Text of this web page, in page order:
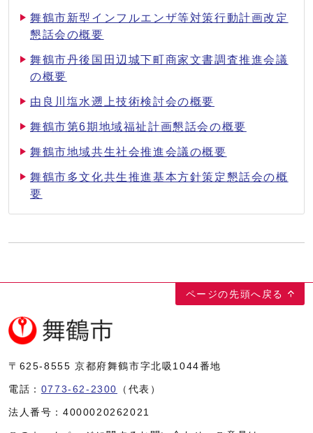
舞鶴市新型インフルエンザ等対策行動計画改定
懇話会の概要
舞鶴市丹後国田辺城下町商家文書調査推進会議
の概要
由良川塩水遡上技術検討会の概要
舞鶴市第6期地域福祉計画懇話会の概要
舞鶴市地域共生社会推進会議の概要
舞鶴市多文化共生推進基本方針策定懇話会の概
要
ページの先頭へ戻る
〒625-8555 京都府舞鶴市字北吸1044番地
電話： 0773-62-2300 （代表）
法人番号： 4000020262021